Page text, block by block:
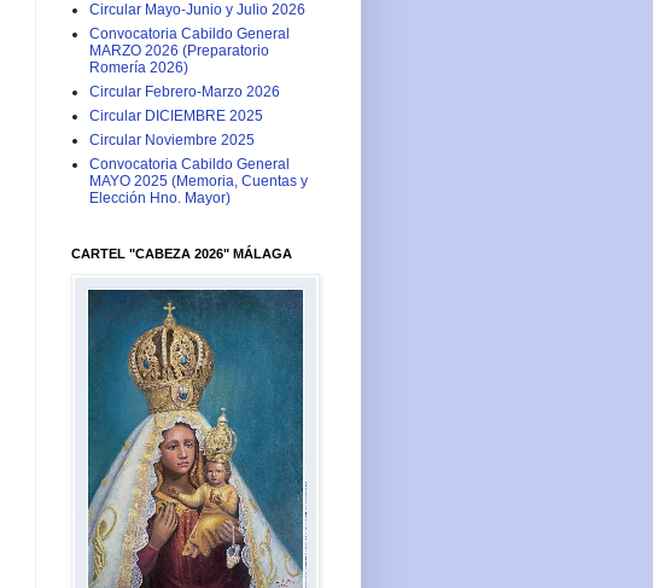
Circular Mayo-Junio y Julio 2026
Convocatoria Cabildo General
MARZO 2026 (Preparatorio
Romería 2026)
Circular Febrero-Marzo 2026
Circular DICIEMBRE 2025
Circular Noviembre 2025
Convocatoria Cabildo General
MAYO 2025 (Memoria, Cuentas y
Elección Hno. Mayor)
CARTEL "CABEZA 2026" MÁLAGA